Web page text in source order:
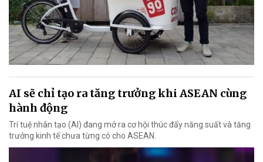
AI sẽ chỉ tạo ra tăng trưởng khi ASEAN cùng
hành động
Trí tuệ nhân tạo (AI) đang mở ra cơ hội thúc đẩy năng suất và tăng
trưởng kinh tế chưa từng có cho ASEAN.